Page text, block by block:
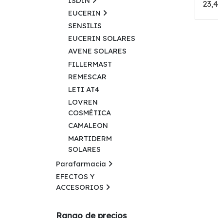
EUCERIN
SENSILIS
EUCERIN SOLARES
AVENE SOLARES
FILLERMAST
REMESCAR
LETI AT4
LOVREN
COSMÉTICA
CAMALEON
MARTIDERM
SOLARES
Parafarmacia
EFECTOS Y
ACCESORIOS
Rango de precios